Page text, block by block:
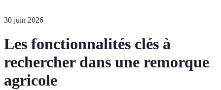
30 juin 2026
Les fonctionnalités clés à
rechercher dans une remorque
agricole